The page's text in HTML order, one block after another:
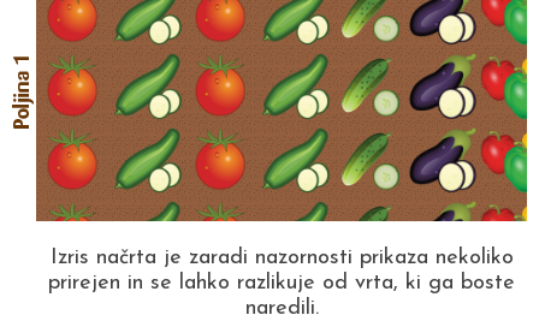
Izris načrta je zaradi nazornosti prikaza nekoliko
prirejen in se lahko razlikuje od vrta, ki ga boste
naredili.